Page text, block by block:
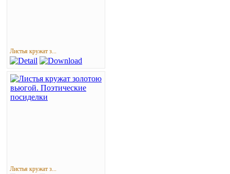
Листья кружат з...
Листья кружат з...